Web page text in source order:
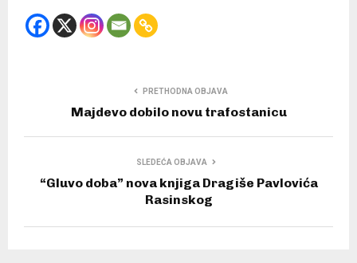
PRETHODNA OBJAVA
Majdevo dobilo novu trafostanicu
SLEDEĆA OBJAVA
“Gluvo doba” nova knjiga Dragiše Pavlovića
Rasinskog